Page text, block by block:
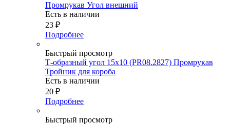
Промрукав Угол внешний
Есть в наличии
23 ₽
Подробнее
Быстрый просмотр
Т-образный угол 15х10 (PR08.2827) Промрукав
Тройник для короба
Есть в наличии
20 ₽
Подробнее
Быстрый просмотр